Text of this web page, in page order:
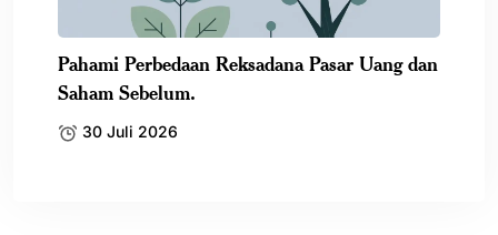
Pahami Perbedaan Reksadana Pasar Uang dan
Saham Sebelum.
30 Juli 2026